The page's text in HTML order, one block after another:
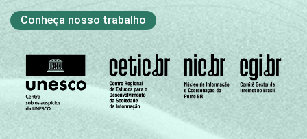
Conheça nosso trabalho